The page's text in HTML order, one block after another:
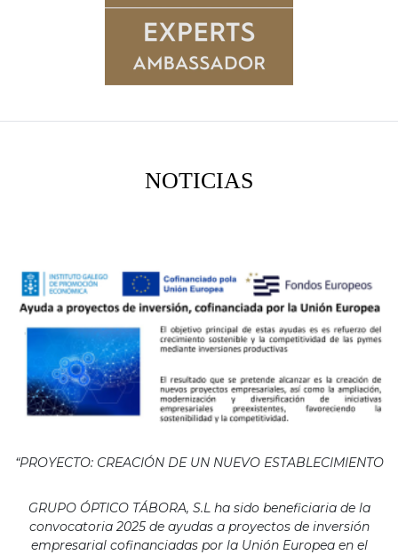
NOTICIAS
“PROYECTO: CREACIÓN DE UN NUEVO ESTABLECIMIENTO
GRUPO ÓPTICO TÁBORA, S.L ha sido beneficiaria de la
convocatoria 2025 de ayudas a proyectos de inversión
empresarial cofinanciadas por la Unión Europea en el